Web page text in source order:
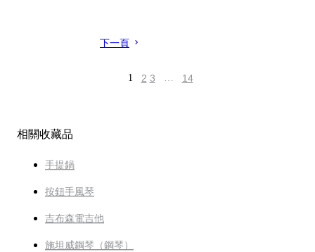
下一頁
1 2 3 … 14
相關收藏品
手提鍋
按鈕手風琴
吉布森電吉他
施坦威鋼琴（鋼琴）